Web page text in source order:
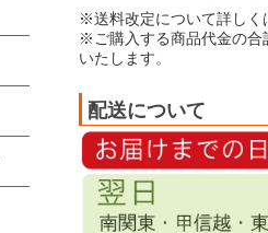
※送料改定について詳しく
※ご購入する商品代金の合
いたします。
配送について